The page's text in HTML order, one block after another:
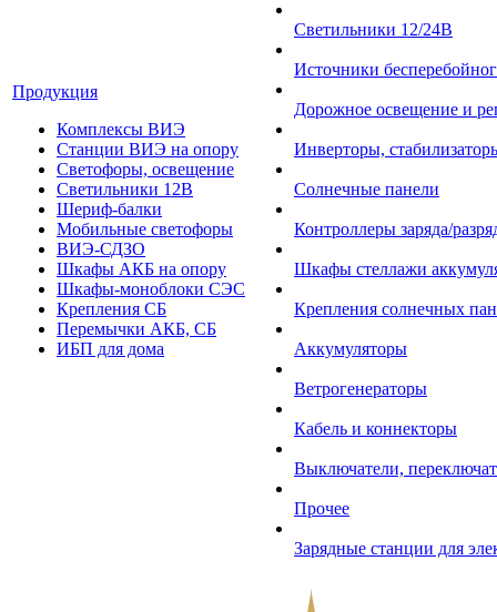
Продукция
Комплексы ВИЭ
Станции ВИЭ на опору
Светофоры, освещение
Светильники 12В
Шериф-балки
Мобильные светофоры
ВИЭ-СДЗО
Шкафы АКБ на опору
Шкафы-моноблоки СЭС
Крепления СБ
Перемычки АКБ, СБ
ИБП для дома
Светильники 12/24В
Источники
Дорожное освещение и
Инверторы,
Солнечные панели
Контроллеры заряда/
Шкафы стеллажи
Крепления солнечных
Аккумуляторы
Ветрогенераторы
Кабель и коннекторы
Выключатели,
Прочее
Зарядные станции для